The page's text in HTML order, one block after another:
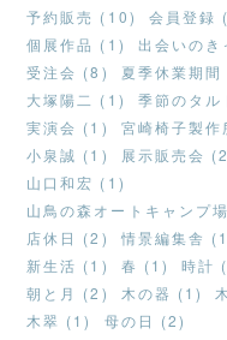
予約販売 (10)
会員登録
個展作品 (1)
出会いの
受注会 (8)
夏季休業期
大塚陽二 (1)
季節のタ
実演会 (1)
宮崎椅子製
小泉誠 (1)
展示販売会
山口和宏 (1)
山鳥の森オートキャンプ
店休日 (2)
情景編集舎
新生活 (1)
春 (1) 時計
朝と月 (2)
木の器 (1)
木翠 (1)
母の日 (2)